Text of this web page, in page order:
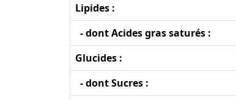
Lipides :
- dont Acides gras saturés :
Glucides :
- dont Sucres :